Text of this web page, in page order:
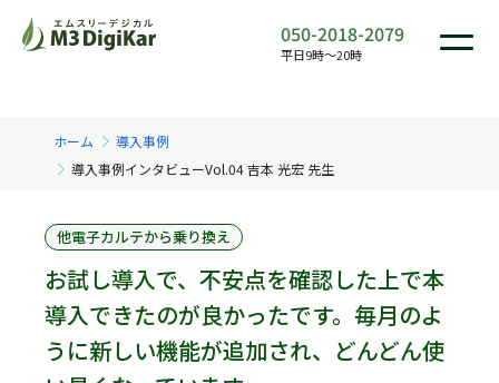
050-2018-2079
平日9時〜20時
ホーム
導入事例
導入事例インタビューVol.04 吉本 光宏 先生
他電子カルテから乗り換え
お試し導入で、不安点を確認した上で本
導入できたのが良かったです。毎月のよ
うに新しい機能が追加され、どんどん使